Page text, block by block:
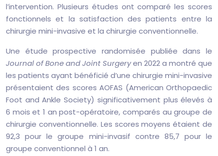
l’intervention. Plusieurs études ont comparé les scores
fonctionnels et la satisfaction des patients entre la
chirurgie mini-invasive et la chirurgie conventionnelle.
Une étude prospective randomisée publiée dans le
Journal of Bone and Joint Surgeryen 2022 a montré que
les patients ayant bénéficié d’une chirurgie mini-invasive
présentaient des scores AOFAS (American Orthopaedic
Foot and Ankle Society) significativement plus élevés à
6 mois et 1 an post-opératoire, comparés au groupe de
chirurgie conventionnelle. Les scores moyens étaient de
92,3 pour le groupe mini-invasif contre 85,7 pour le
groupe conventionnel à 1 an.